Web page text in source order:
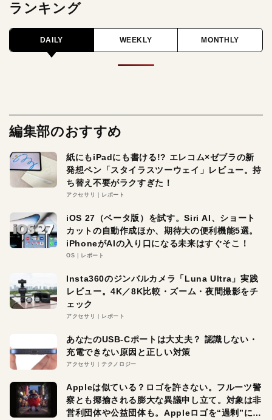
ランキング
DAILY WEEKLY MONTHLY
編集部のおすすめ
紙にもiPadにも書ける!? エレコム×ゼブラの新
発想ペン「スタイラスツーウェイ」レビュー。持
ち替え不要がラクすぎた！
アクセサリ レポート
iOS 27（ベータ版）を試す。Siri AI、ショート
カットの自動作成ほか、期待大の便利機能5選。
iPhoneがAIの入り口になる未来はすぐそこ！
OS レポート
Insta360のジンバルカメラ「Luna Ultra」実践
レビュー。4K／8K比較・ズーム・夜間撮影をチ
ェック
アクセサリ レポート
あなたのUSB-Cポートは大丈夫？ 認識しない・
充電できない原因と正しい対策
アクセサリ テクノロジー
Appleは似ている？ロゴを許さない。フルーツ警
察とも揶揄される膨大な異議申し立て。対象は非
営利団体や公益団体も。Appleロゴを“過剰”に守